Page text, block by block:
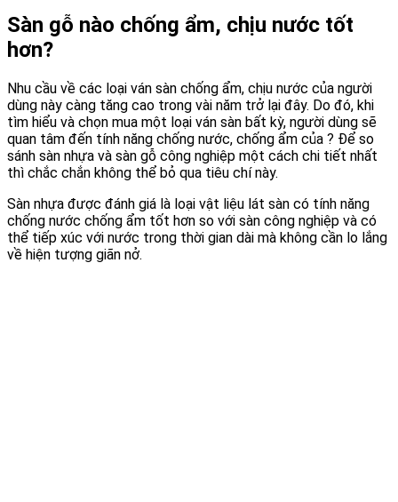
Sàn gỗ nào chống ẩm, chịu nước tốt
hơn?
Nhu cầu về các loại ván sàn chống ẩm, chịu nước của người
dùng này càng tăng cao trong vài năm trở lại đây. Do đó, khi
tìm hiểu và chọn mua một loại ván sàn bất kỳ, người dùng sẽ
quan tâm đến tính năng chống nước, chống ẩm của ? Để so
sánh sàn nhựa và sàn gỗ công nghiệp một cách chi tiết nhất
thì chắc chắn không thể bỏ qua tiêu chí này.
Sàn nhựa được đánh giá là loại vật liệu lát sàn có tính năng
chống nước chống ẩm tốt hơn so với sàn công nghiệp và có
thể tiếp xúc với nước trong thời gian dài mà không cần lo lắng
về hiện tượng giãn nở.